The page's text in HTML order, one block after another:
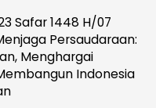
Safar 1448 H/07
Persaudaraan:
Menghargai
Indonesia